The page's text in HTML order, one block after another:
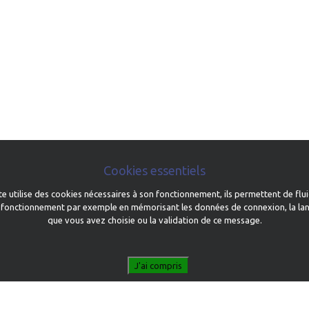
Cookies essentiels
utilise des cookies nécessaires à son fonctionnement, ils permettent de
par exemple en mémorisant les données de connexion, la
que vous avez choisie ou la validation de ce message.